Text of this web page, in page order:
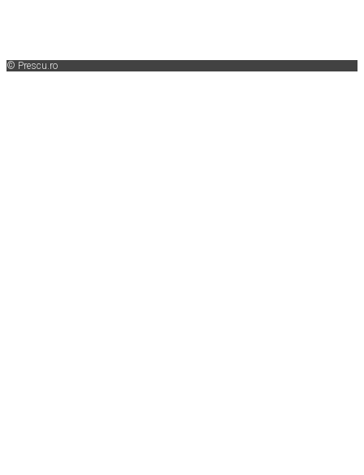
© Prescu.ro